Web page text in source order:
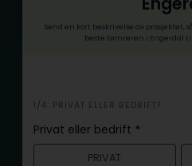
Send en kort beskrivelse av prosjektet,
beste tømreren i Engerdal
i
n
n
1/4: PRIVAT ELLER BEDRIFT?
Privat eller bedrift *
PRIVAT